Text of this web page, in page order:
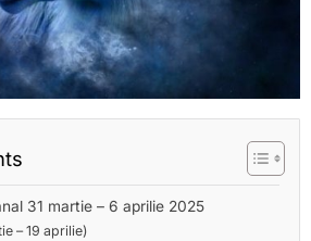
31 martie – 6 aprilie 2025
– 19 aprilie)